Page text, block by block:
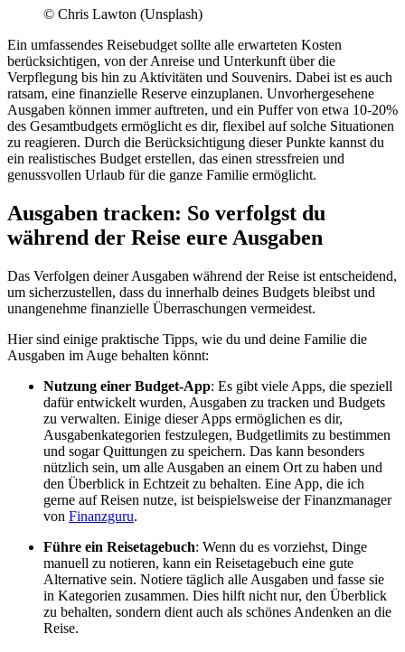
© Chris Lawton (Unsplash)
Ein umfassendes Reisebudget sollte alle erwarteten Kosten
berücksichtigen, von der Anreise und Unterkunft über die
Verpflegung bis hin zu Aktivitäten und Souvenirs. Dabei ist es auch
ratsam, eine finanzielle Reserve einzuplanen. Unvorhergesehene
Ausgaben können immer auftreten, und ein Puffer von etwa 10-20%
des Gesamtbudgets ermöglicht es dir, flexibel auf solche Situationen
zu reagieren. Durch die Berücksichtigung dieser Punkte kannst du
ein realistisches Budget erstellen, das einen stressfreien und
genussvollen Urlaub für die ganze Familie ermöglicht.
Ausgaben tracken: So verfolgst du
während der Reise eure Ausgaben
Das Verfolgen deiner Ausgaben während der Reise ist entscheidend,
um sicherzustellen, dass du innerhalb deines Budgets bleibst und
unangenehme finanzielle Überraschungen vermeidest.
Hier sind einige praktische Tipps, wie du und deine Familie die
Ausgaben im Auge behalten könnt:
Nutzung einer Budget-App: Es gibt viele Apps, die speziell
dafür entwickelt wurden, Ausgaben zu tracken und Budgets
zu verwalten. Einige dieser Apps ermöglichen es dir,
Ausgabenkategorien festzulegen, Budgetlimits zu bestimmen
und sogar Quittungen zu speichern. Das kann besonders
nützlich sein, um alle Ausgaben an einem Ort zu haben und
den Überblick in Echtzeit zu behalten. Eine App, die ich
gerne auf Reisen nutze, ist beispielsweise der Finanzmanager
von Finanzguru.
Führe ein Reisetagebuch: Wenn du es vorziehst, Dinge
manuell zu notieren, kann ein Reisetagebuch eine gute
Alternative sein. Notiere täglich alle Ausgaben und fasse sie
in Kategorien zusammen. Dies hilft nicht nur, den Überblick
zu behalten, sondern dient auch als schönes Andenken an die
Reise.